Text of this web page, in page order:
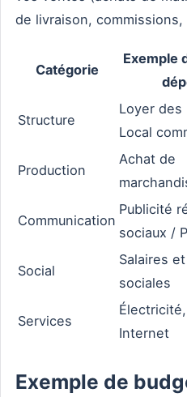
de livraison, commissions,
Catégorie
Exemple
Structure
Loyer des
Local
Production
Achat de
Communication
Publicité
sociaux /
Social
Salaires
sociales
Services
Internet
Exemple de